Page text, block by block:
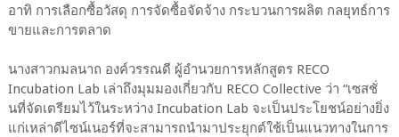
อาทิ การเลือกซื้อวัสดุ การจัดซื้อจัดจ้าง กระบวนการผลิต กลยุทธ์การ
ขายและการตลาด
นางสาวกมลนาถ องค์วรรณดี ผู้อำนวยการหลักสูตร RECO
Incubation Lab เล่าถึงมุมมองเกี่ยวกับ RECO Collective ว่า “เซสชั่
นที่จัดเตรียมไว้ในระหว่าง Incubation Lab จะเป็นประโยชน์อย่างยิ่ง
แก่เหล่าดีไซน์เนอร์ที่จะสามารถนำมาประยุกต์ใช้เป็นแนวทางในการ